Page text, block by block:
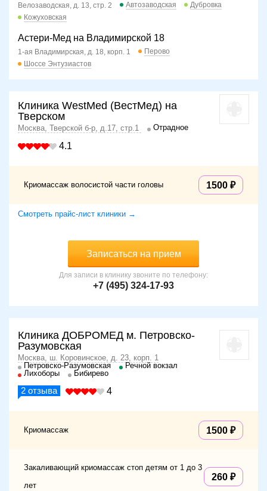
Велозаводская, д. 13, стр. 2 Автозаводская
Дубровка
Кожуховская
Астери-Мед на Владимирской 18
1-ая Владимирская, д. 18, корп. 1
Перово
Шоссе Энтузиастов
Клиника WestMed (ВестМед) на
Тверском
Москва, Тверской б-р, д.17, стр.1 Отрадное
4.1
Криомассаж волосистой части головы 1500
Смотреть прайс-лист клиники →
Записаться на прием
Для записи в клинику звоните по телефону:
+7 (495) 324-17-93
Клиника ДОБРОМЕД м. Петровско-
Разумовская
Москва, ш. Коровинское, д. 23, корп. 1
Петровско-Разумовская
Речной вокзал
Лихоборы
Бибирево
2 отзыва 4
Криомассаж 1500
Закаливающий криомассаж стоп детям от 1 до 3
лет
260